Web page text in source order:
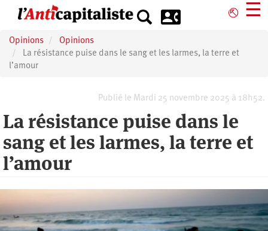
principal
⎋ ☰
Opinions
Opinions
La résistance puise dans le sang et les larmes, la terre et
l’amour
Publié le Mardi 25 novembre 2025 à 18h52.
La résistance puise dans le
sang et les larmes, la terre et
l’amour